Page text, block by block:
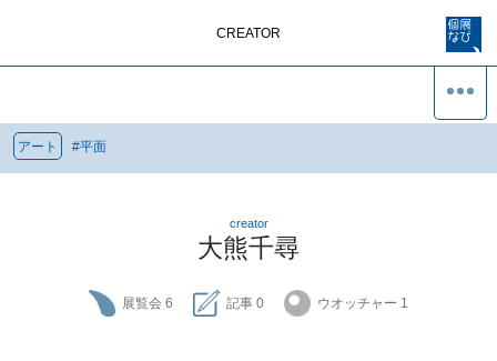
CREATOR
アート #平面
creator
大熊千尋
展覧会 6 記事 0 ウオッチャー 1